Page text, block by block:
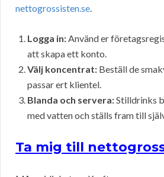
nettogrossisten.se.
Logga in:Använd er
att skapa ett konto.
Välj koncentrat: Beställ de
passar ert klientel.
Blanda och servera:Stilldrinks
med vatten och ställs fram till
Ta mig till